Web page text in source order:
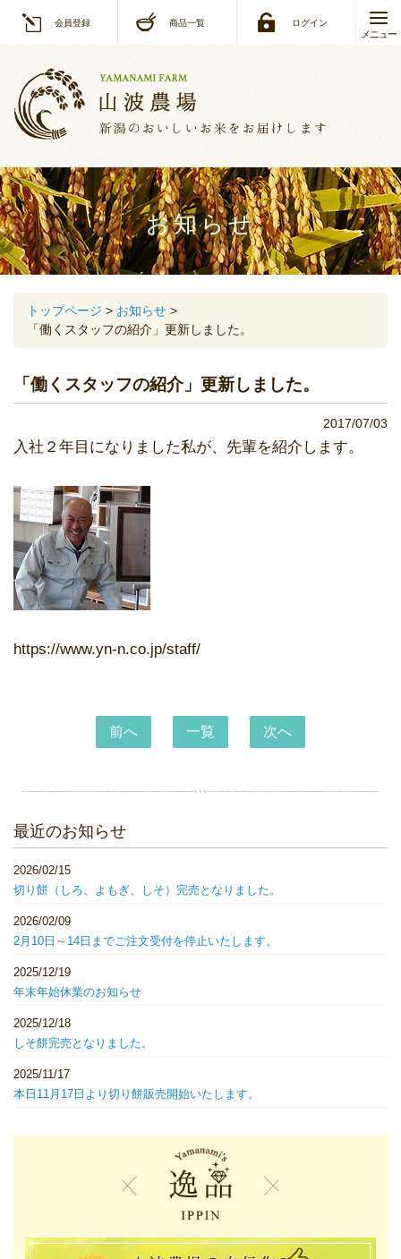
会員登録 商品一覧 ログイン
メニュー
お知らせ
トップページ
お知らせ
「働くスタッフの紹介」更新しました。
「働くスタッフの紹介」更新しました。
2017/07/03
入社２年目になりました私が、先輩を紹介します。
https://www.yn-n.co.jp/staff/
前へ 一覧 次へ
最近のお知らせ
2026/02/15
切り餅（しろ、よもぎ、しそ）完売となりました。
2026/02/09
2月10日～14日までご注文受付を停止いたします。
2025/12/19
年末年始休業のお知らせ
2025/12/18
しそ餅完売となりました。
2025/11/17
本日11月17日より切り餅販売開始いたします。